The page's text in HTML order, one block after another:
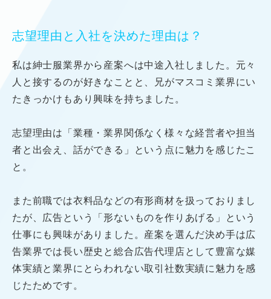
志望理由と入社を決めた理由は？
私は紳士服業界から産案へは中途入社しました。 元々
人と接するのが好きなことと、
兄がマスコミ業界にい
たきっかけもあり興味を持ちました。
志望理由は「業種・業界関係なく様々な経営者や担当
者と出会え、話ができる」
という点に魅力を感じたこ
と。
また前職では衣料品などの有形商材を扱っておりまし
たが、 広告という「形ないものを作りあげる」という
仕事にも興味がありました。 産案を選んだ決め手は広
告業界では長い歴史と総合広告代理店として豊富な媒
体実績と業界にとらわれない取引社数実績に 魅力を感
じたためです。